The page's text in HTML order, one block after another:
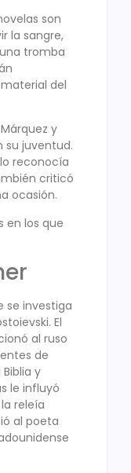
son
la sangre,
tromba
del
y
su juventud.
reconocía
criticó
ocasión.
en los que
se investiga
El
al ruso
de
y
le influyó
releía
al poeta